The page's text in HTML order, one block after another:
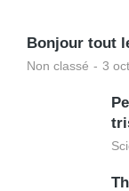
Bonjour tout
Non classé 3